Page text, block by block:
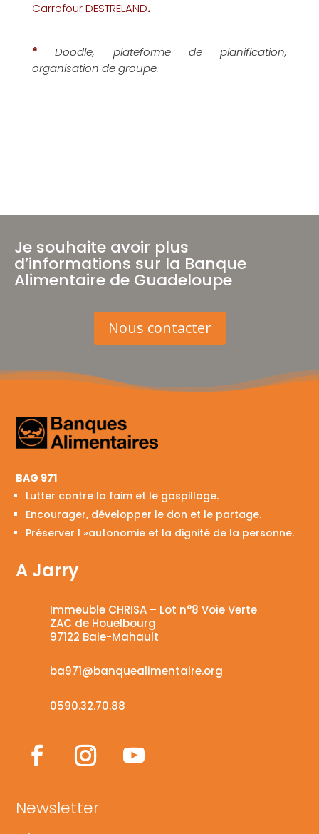
Carrefour DESTRELAND.
*Doodle, plateforme de planification,
organisation de groupe.
Je souhaite avoir plus
d’informations sur la Banque
Alimentaire de Guadeloupe
Nous contacter
BAG 971
Lutter contre la faim et le gaspillage.
Encourager, développer le don et le partage.
Préserver l »autonomie et la dignité de la personne.
A Jarry
Immeuble CHRISA – Lot n°8 Voie Verte
ZAC de Houelbourg
97122 Baie-Mahault
ba971@banquealimentaire.org
0590.32.70.88
Newsletter